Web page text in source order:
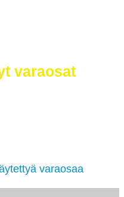
varaosat
varaosaa